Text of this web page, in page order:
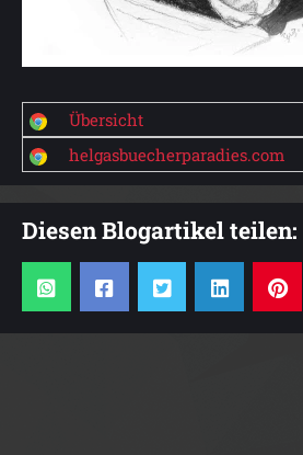
Übersicht
helgasbuecherparadies.com
Diesen Blogartikel teilen: